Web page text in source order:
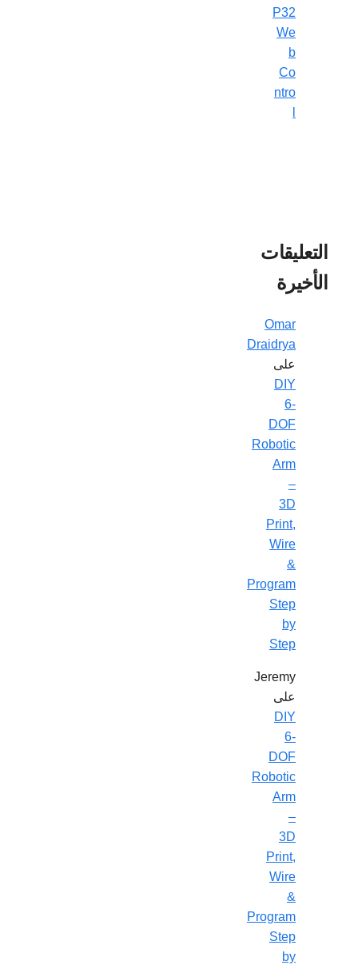
P32
We
b
Co
ntro
التعليقات
الأخيرة
Omar
Draidrya
على
DIY
6-
DOF
Robotic
Arm
–
3D
Print,
Wire
&
Program
Step
by
Step
Jeremy
على
DIY
6-
DOF
Robotic
Arm
–
3D
Print,
Wire
&
Program
Step
by